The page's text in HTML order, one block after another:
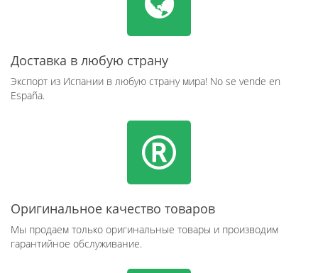
Доставка в любую страну
Экспорт из Испании в любую страну мира! No se vende en
España.
Оригинальное качество товаров
Мы продаем только оригинальные товары и производим
гарантийное обслуживание.